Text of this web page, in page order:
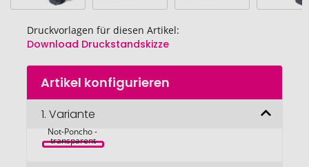
Druckvorlagen für diesen Artikel:
Download Druckstandskizze
Zum
Anfang
Bildgalerie
springen
Artikel konfigurieren
1. Variante
Phthalatefreier,
Not-Poncho -
transparent